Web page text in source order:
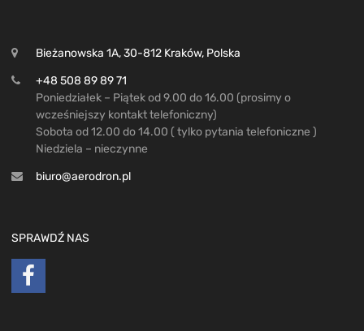
Bieżanowska 1A, 30-812 Kraków, Polska
+48 508 89 89 71
Poniedziałek – Piątek od 9.00 do 16.00 (prosimy o
wcześniejszy kontakt telefoniczny)
Sobota od 12.00 do 14.00 ( tylko pytania telefoniczne )
Niedziela – nieczynne
biuro@aerodron.pl
SPRAWDŹ NAS